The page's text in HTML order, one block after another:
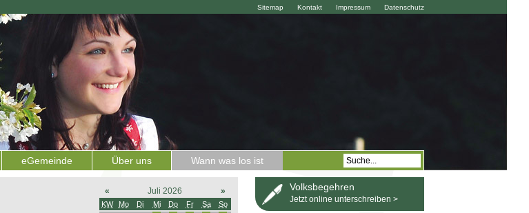
Datenschutz
Impressum
Kontakt
Sitemap
eGemeinde Über uns Wann was los ist
« Juli 2026 »
KW Mo Di Mi Do Fr Sa
So
Volksbegehren
Jetzt online unterschreiben >